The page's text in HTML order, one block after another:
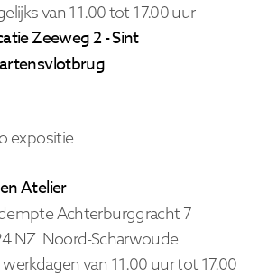
expositie
Atelier
Achterburggracht 7
NZ Noord-Scharwoude
van 11.00 uur tot 17.00
van 11.00 tot 17.00 uur
Zeeweg 2 - Sint